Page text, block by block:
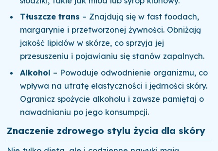
Tłuszcze trans – Znajdują się w fast foodach,
margarynie i przetworzonej żywności. Obniżają
jakość lipidów w skórze, co sprzyja jej
przesuszeniu i pojawianiu się stanów zapalnych.
Alkohol – Powoduje odwodnienie organizmu, co
wpływa na utratę elastyczności i jędrności skóry.
Ogranicz spożycie alkoholu i zawsze pamiętaj o
nawadnianiu po jego konsumpcji.
Znaczenie zdrowego stylu życia dla skóry